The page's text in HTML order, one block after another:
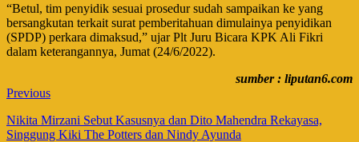
“Betul, tim penyidik sesuai prosedur sudah sampaikan ke yang
bersangkutan terkait surat pemberitahuan dimulainya penyidikan
(SPDP) perkara dimaksud,” ujar Plt Juru Bicara KPK Ali Fikri
dalam keterangannya, Jumat (24/6/2022).
sumber : liputan6.com
Previous
Nikita Mirzani Sebut Kasusnya dan Dito Mahendra Rekayasa,
Singgung Kiki The Potters dan Nindy Ayunda